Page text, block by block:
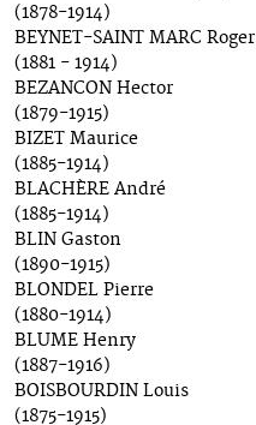
(1878-1914)
BEYNET-SAINT MARC Roger
(1881 - 1914)
BEZANCON Hector
(1879-1915)
BIZET Maurice
(1885-1914)
BLACHÈRE André
(1885-1914)
BLIN Gaston
(1890-1915)
BLONDEL Pierre
(1880-1914)
BLUME Henry
(1887-1916)
BOISBOURDIN Louis
(1875-1915)